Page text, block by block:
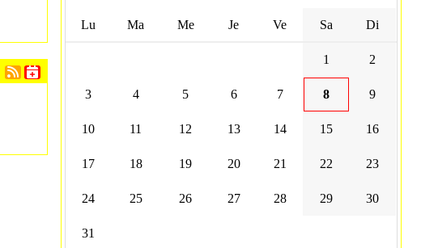
Lu Ma Me Je Ve Sa Di
1 2
3 4 5 6 7 8 9
10 11 12 13 14 15 16
17 18 19 20 21 22 23
24 25 26 27 28 29 30
31